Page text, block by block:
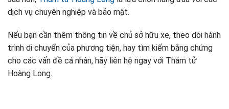
dịch vụ chuyên nghiệp và bảo mật.
Nếu bạn cần thêm thông tin về chủ sở hữu xe, theo dõi hành
trình di chuyển của phương tiện, hay tìm kiếm bằng chứng
cho các vấn đề cá nhân, hãy liên hệ ngay với Thám tử
Hoàng Long.